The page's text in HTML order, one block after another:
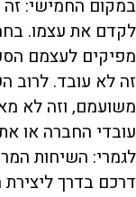
במקום החמישי:
לקדם את עצמו.
מפיקים לעצמם
זה לא עובד. לרוב
משועמם, וזה לא
עובדי החברה או
לגמרי: השיחות
דרכם בדרך